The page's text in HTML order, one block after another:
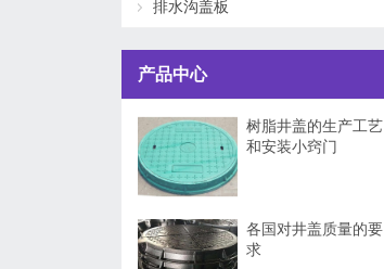
排水沟盖板
产品中心
树脂井盖的生产工艺
和安装小窍门
各国对井盖质量的要
求